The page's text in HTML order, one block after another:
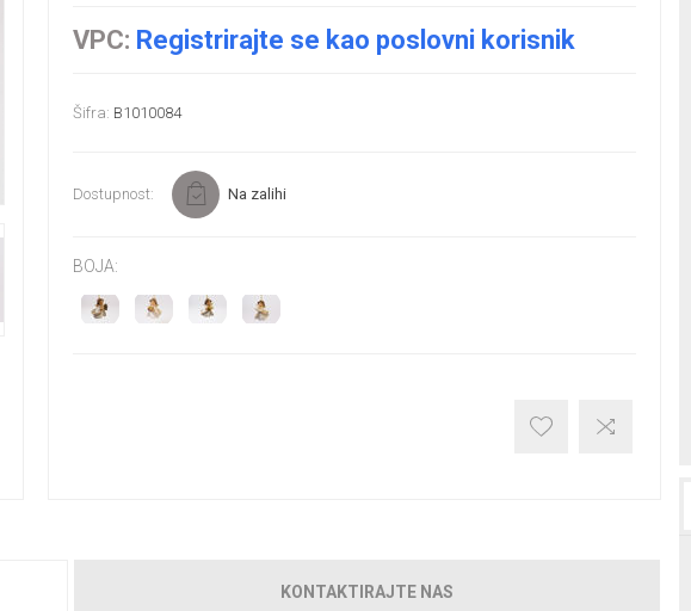
VPC: Registrirajte se kao poslovni korisnik
Šifra: B1010084
Dostupnost: Na zalihi
BOJA:
KONTAKTIRAJTE NAS